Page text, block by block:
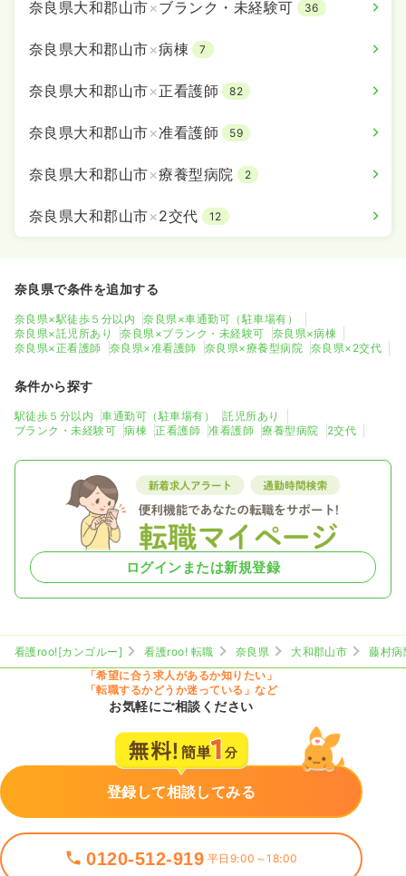
奈良県大和郡山市×ブランク・未経験可 36
奈良県大和郡山市×病棟 7
奈良県大和郡山市×正看護師 82
奈良県大和郡山市×准看護師 59
奈良県大和郡山市×療養型病院 2
奈良県大和郡山市×2交代 12
奈良県で条件を追加する
奈良県×駅徒歩５分以内
奈良県×車通勤可（駐車場有）
奈良県×託児所あり
奈良県×ブランク・未経験可
奈良県×病棟
奈良県×正看護師
奈良県×准看護師 奈良県×療養型病院 奈良県×2交代
条件から探す
駅徒歩５分以内 車通勤可（駐車場有）
託児所あり
ブランク・未経験可
病棟 正看護師 准看護師 療養型病院 2交代
ログインまたは新規登録
看護roo![カンゴルー] 看護roo! 転職 奈良県 大和郡山市
藤村病
「希望に合う求人があるか知りたい」
「転職するかどうか迷っている」など
お気軽にご相談ください
登録して相談してみる
0120-512-919 平日9:00～18:00